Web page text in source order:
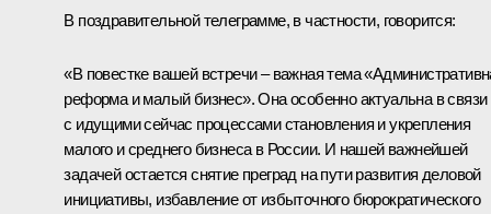
В поздравительной телеграмме, в частности, говорится:
«В повестке вашей встречи – важная тема
реформа и малый бизнес». Она особенно актуальна в связи
с идущими сейчас процессами становления и укрепления
малого и среднего бизнеса в России. И нашей важнейшей
задачей остается снятие преград на пути развития деловой
инициативы, избавление от избыточного бюрократического